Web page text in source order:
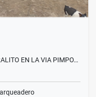
EN LA VIA PIMPO…